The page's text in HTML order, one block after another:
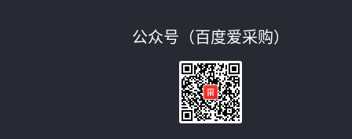
公众号（百度爱采购）